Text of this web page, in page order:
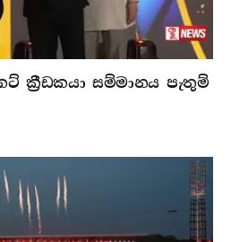
ක්‍රීඩකයා සම්මානය පැතුම්